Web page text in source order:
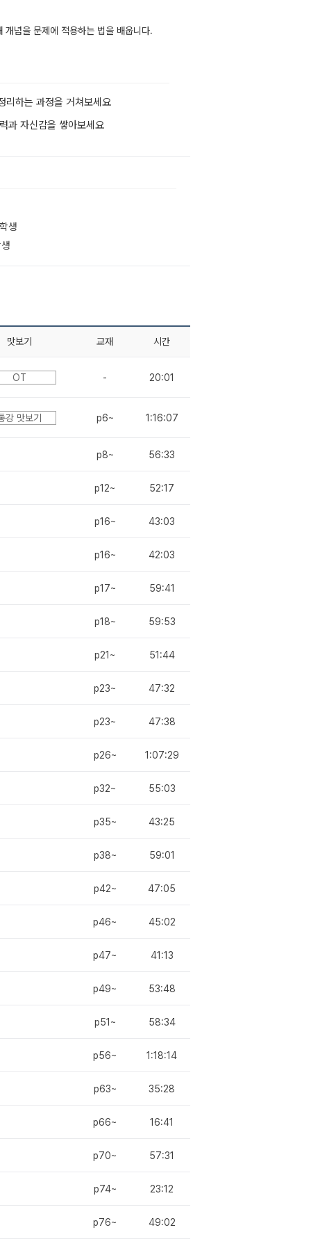
념을 문제에 적용하는 법을 배웁니다.
리하는 과정을 거쳐보세요
과 자신감을 쌓아보세요
생
맛보기 교재 시간
OT - 20:01
강 맛보기 p6~ 1:16:07
p8~ 56:33
p12~ 52:17
p16~ 43:03
p16~ 42:03
p17~ 59:41
p18~ 59:53
p21~ 51:44
p23~ 47:32
p23~ 47:38
p26~ 1:07:29
p32~ 55:03
p35~ 43:25
p38~ 59:01
p42~ 47:05
p46~ 45:02
p47~ 41:13
p49~ 53:48
p51~ 58:34
p56~ 1:18:14
p63~ 35:28
p66~ 16:41
p70~ 57:31
p74~ 23:12
p76~ 49:02